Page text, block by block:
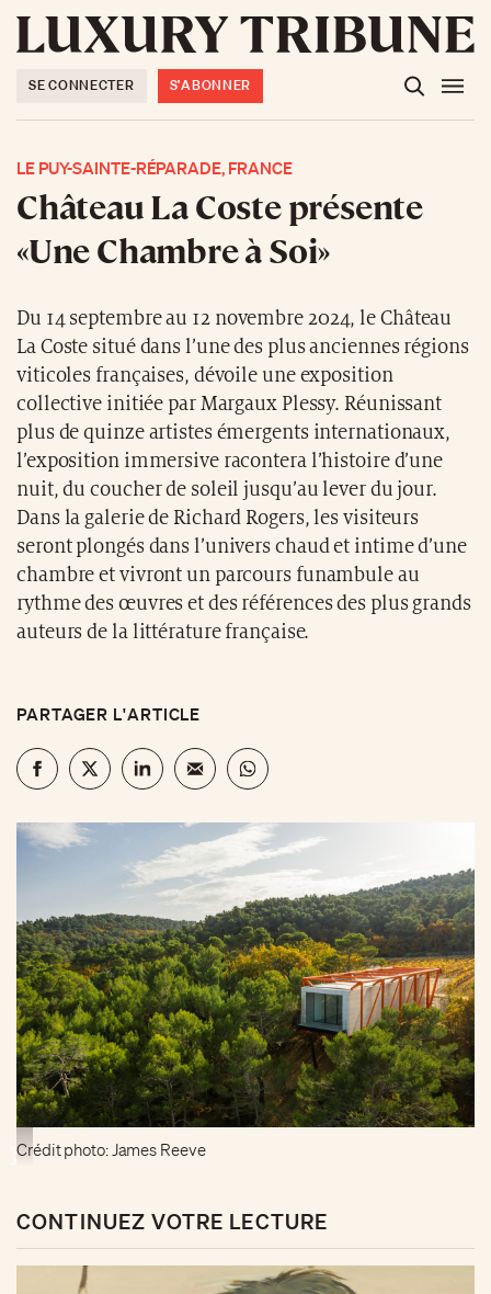
SE CONNECTER S'ABONNER
LE PUY-SAINTE-RÉPARADE, FRANCE
Château La Coste présente
«Une Chambre à Soi»
Du 14 septembre au 12 novembre 2024, le Château
La Coste situé dans l’une des plus anciennes régions
viticoles françaises, dévoile une exposition
collective initiée par Margaux Plessy. Réunissant
plus de quinze artistes émergents internationaux,
l’exposition immersive racontera l’histoire d’une
nuit, du coucher de soleil jusqu’au lever du jour.
Dans la galerie de Richard Rogers, les visiteurs
seront plongés dans l’univers chaud et intime d’une
chambre et vivront un parcours funambule au
rythme des œuvres et des références des plus grands
auteurs de la littérature française.
PARTAGER L'ARTICLE
Crédit photo: James Reeve
CONTINUEZ VOTRE LECTURE